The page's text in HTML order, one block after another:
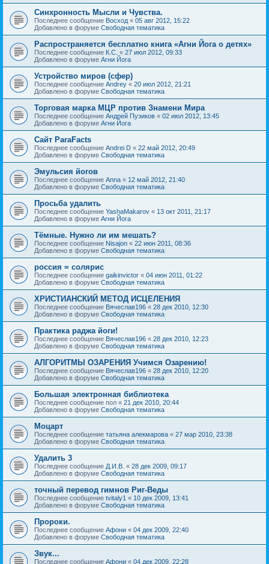
Синхронность Мысли и Чувства.
Последнее сообщение Восход « 05 авг 2012, 15:22
Добавлено в форуме Свободная тематика
Распространяется бесплатно книга «Агни Йога о детях»
Последнее сообщение К.С. « 27 июл 2012, 09:33
Добавлено в форуме Агни Йога
Устройство миров (сфер)
Последнее сообщение Andrey « 20 июл 2012, 21:21
Добавлено в форуме Свободная тематика
Торговая марка МЦР против Знамени Мира
Последнее сообщение Андрей Пузиков « 02 июл 2012, 13:45
Добавлено в форуме Агни Йога
Сайт ParaFacts
Последнее сообщение Andrei D « 22 май 2012, 20:49
Добавлено в форуме Свободная тематика
Эмульсия йогов
Последнее сообщение Anna « 12 май 2012, 21:40
Добавлено в форуме Свободная тематика
Просьба удалить
Последнее сообщение YashaMakarov « 13 окт 2011, 21:17
Добавлено в форуме Агни Йога
Тёмные. Нужно ли им мешать?
Последнее сообщение Nisajon « 22 июн 2011, 08:36
Добавлено в форуме Свободная тематика
россия = солярис
Последнее сообщение gaikinvictor « 04 июн 2011, 01:22
Добавлено в форуме Свободная тематика
ХРИСТИАНСКИЙ МЕТОД ИСЦЕЛЕНИЯ
Последнее сообщение Вячеслав196 « 28 дек 2010, 12:30
Добавлено в форуме Свободная тематика
Практика раджа йоги!
Последнее сообщение Вячеслав196 « 28 дек 2010, 12:23
Добавлено в форуме Свободная тематика
АЛГОРИТМЫ ОЗАРЕНИЯ Учимся Озарению!
Последнее сообщение Вячеслав196 « 28 дек 2010, 12:20
Добавлено в форуме Свободная тематика
Большая электронная библиотека
Последнее сообщение пол « 21 дек 2010, 20:44
Добавлено в форуме Свободная тематика
Моцарт
Последнее сообщение татьяна алекмарова « 27 мар 2010, 23:38
Добавлено в форуме Свободная тематика
Удалить 3
Последнее сообщение Д.И.В. « 28 дек 2009, 09:17
Добавлено в форуме Свободная тематика
точный перевод гимнов Риг-Веды
Последнее сообщение tvitaly1 « 10 дек 2009, 13:41
Добавлено в форуме Свободная тематика
Пророки.
Последнее сообщение Афони « 04 дек 2009, 22:40
Добавлено в форуме Свободная тематика
Звук...
Последнее сообщение Афони « 04 дек 2009, 22:28